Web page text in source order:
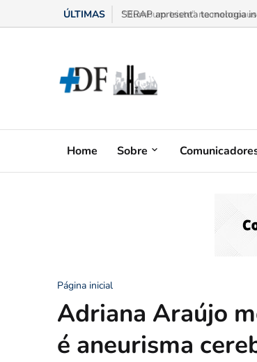
ÚLTIMAS “Bumbum triste” na
Home Sobre
Página inicial
Adriana Araújo
é aneurisma